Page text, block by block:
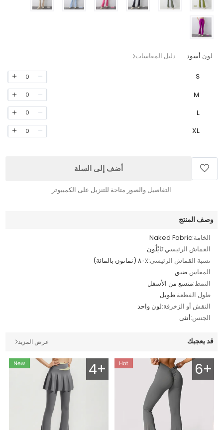
لون:أسود دليل المقاسات
S
0
M
0
L
0
XL
0
أضف إلى السلة
التفاصيل والصور متاحة للتنزيل على الكمبيوتر
وصف المنتج
الخامة:Naked Fabric
القماش الرئيسي:نَايْلُون
نسبة القماش الرئيسي:٪٨٠ (ثمانون بالمائة)
المقاس:ضيق
النمط:متسع من الأسفل
طول القطعة:طويل
النقش أو الزخرفة:لون واحد
الجنس:أنثى
قد يعجبك عرض المزيد
6+
4+